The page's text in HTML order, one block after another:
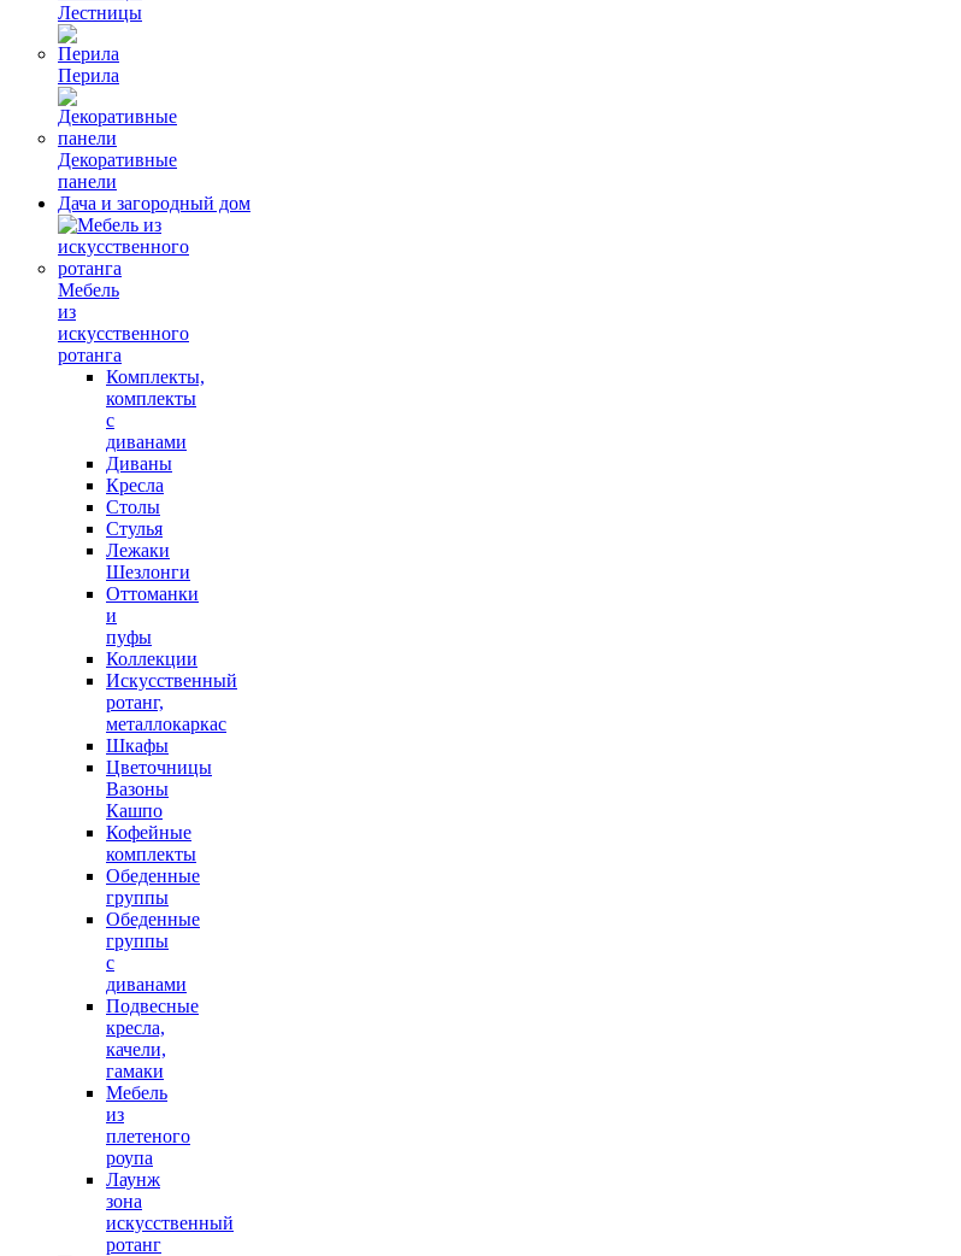
Лестницы
Перила
Декоративные
панели
Дача и загородный дом
Мебель
из
искусственного
ротанга
Комплекты,
комплекты
с
диванами
Диваны
Кресла
Столы
Стулья
Лежаки
Шезлонги
Оттоманки
и
пуфы
Коллекции
Искусственный
ротанг,
металлокаркас
Шкафы
Цветочницы
Вазоны
Кашпо
Кофейные
комплекты
Обеденные
группы
Обеденные
группы
с
диванами
Подвесные
кресла,
качели,
гамаки
Мебель
из
плетеного
роупа
Лаунж
зона
искусственный
ротанг